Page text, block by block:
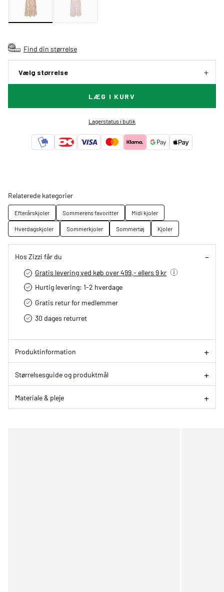
Find din størrelse
Vælg størrelse
LÆG I KURV
Lagerstatus i butik
Relaterede kategorier
Efterårskjoler Sommerens favoritter
Midi kjoler
Hverdagskjoler
Sommerkjoler Sommertøj Kjoler
Hos Zizzi får du
Gratis levering ved køb over 499,- ellers 9 kr
Hurtig levering­: 1-2 hverdage
Gratis retur for medlemmer
30 dages returret
Produktinformation
Størrelsesguide og produktmål
Materiale & pleje